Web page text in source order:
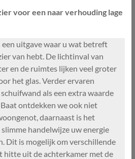
voor een naar verhouding lage
een uitgave waar u wat betreft
van hebt. De lichtinval van
en de ruimtes lijken veel groter
het glas. Verder ervaren
als een extra waarde
ontdekken we ook niet
daarnaast is het
handelwijze uw energie
Dit is mogelijk om verschillende
uit de achterkamer met de